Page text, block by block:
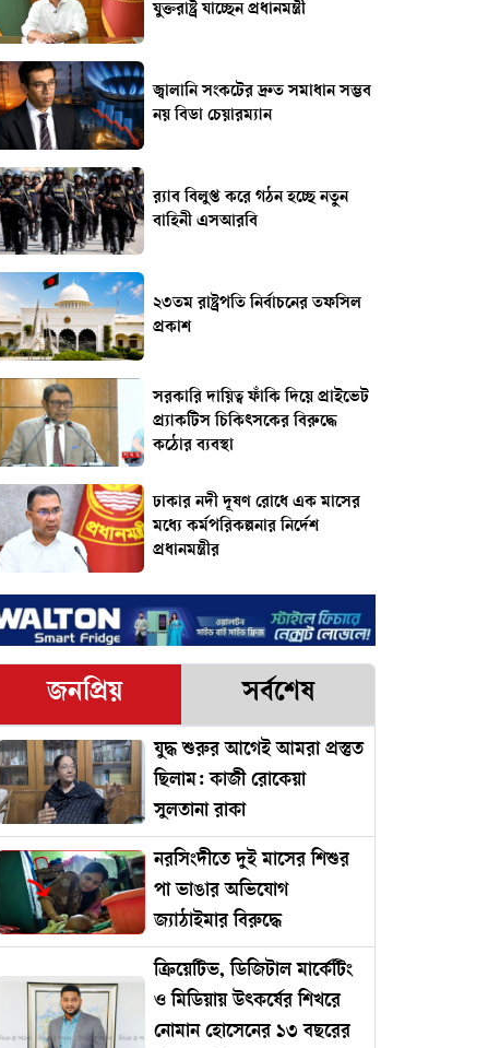
যুক্তরাষ্ট্র যাচ্ছেন প্রধানমন্ত্রী
জ্বালানি সংকটের দ্রুত সমাধান সম্ভব
নয় বিডা চেয়ারম্যান
র‌্যাব বিলুপ্ত করে গঠন হচ্ছে নতুন
বাহিনী এসআরবি
২৩তম রাষ্ট্রপতি নির্বাচনের তফসিল
প্রকাশ
সরকারি দায়িত্ব ফাঁকি দিয়ে প্রাইভেট
প্র্যাকটিস চিকিৎসকের বিরুদ্ধে
কঠোর ব্যবস্থা
ঢাকার নদী দূষণ রোধে এক মাসের
মধ্যে কর্মপরিকল্পনার নির্দেশ
প্রধানমন্ত্রীর
জনপ্রিয় সর্বশেষ
যুদ্ধ শুরুর আগেই আমরা প্রস্তুত
ছিলাম: কাজী রোকেয়া
সুলতানা রাকা
নরসিংদীতে দুই মাসের শিশুর
পা ভাঙার অভিযোগ
জ্যাঠাইমার বিরুদ্ধে
ক্রিয়েটিভ, ডিজিটাল মার্কেটিং
ও মিডিয়ায় উৎকর্ষের শিখরে
নোমান হোসেনের ১৩ বছরের